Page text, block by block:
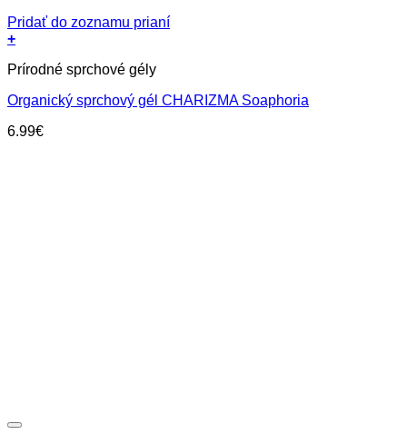
Pridať do zoznamu prianí
+
Prírodné sprchové gély
Organický sprchový gél CHARIZMA Soaphoria
6.99€